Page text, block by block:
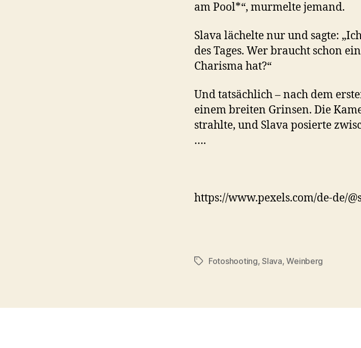
am Pool*“, murmelte jemand.
Slava lächelte nur und sagte:
des Tages. Wer braucht schon
Charisma hat?“
Und tatsächlich – nach dem
einem breiten Grinsen. Die
strahlte, und Slava posierte
….
https://www.pexels.com/de-de/
TagsFotoshooting,Slava,Weinberg